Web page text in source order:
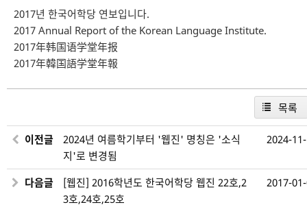
2017년 한국어학당 연보입니다.
2017 Annual Report of the Korean Language Institute.
2017年韩国语学堂年报
2017年韓国語学堂年報
목록
이전글
2024년 여름학기부터 '웹진' 명칭은 '소식
지'로 변경됨
2024-
다음글
[웹진] 2016학년도 한국어학당 웹진 22호,2
3호,24호,25호
2017-